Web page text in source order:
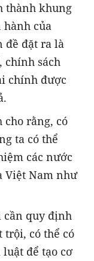
thành khung
hành của
đề đặt ra là
chính sách
chính được
rằng, có
ta có thể
các nước
Việt Nam như
cần quy định
trội, có thể có
để tạo cơ